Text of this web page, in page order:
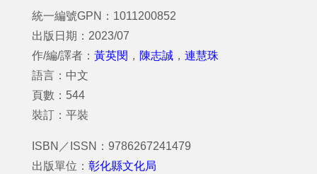
統一編號GPN：1011200852
出版日期：2023/07
作/編/譯者： 黃英閔 ， 陳志誠 ， 連慧珠
語言：中文
頁數：544
裝訂：平裝
ISBN／ISSN：9786267241479
出版單位： 彰化縣文化局